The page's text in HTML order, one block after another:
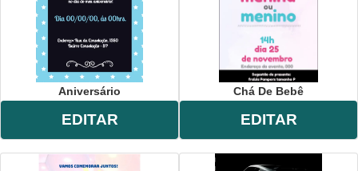
Aniversário
EDITAR
Chá De Bebê
EDITAR